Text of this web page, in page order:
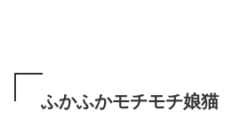
ふかふかモチモチ娘猫